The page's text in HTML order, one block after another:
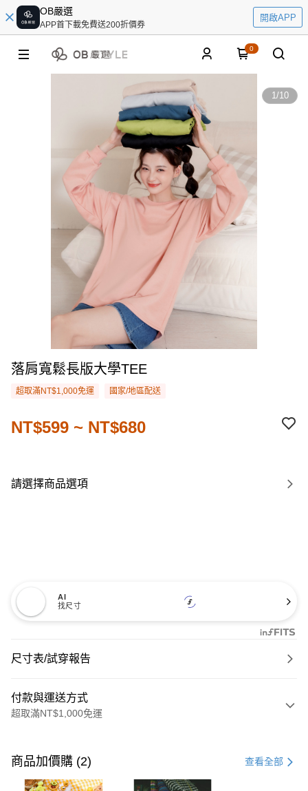
OB嚴選
APP首下載免費送200折價券
開啟APP
0
1/10
落肩寬鬆長版大學TEE
超取滿NT$1,000免運 國家/地區配送
NT$599 ~ NT$680
請選擇商品選項
AI
找尺寸
尺寸表/試穿報告
付款與運送方式
超取滿NT$1,000免運
信用卡一次付款
購物金
商品加價購 (2) 查看全部